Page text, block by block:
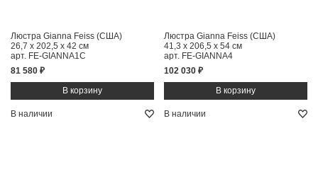
Люстра Gianna Feiss (США)
26,7 x 202,5 x 42 см
арт. FE-GIANNA1C
81 580 ₽
Люстра Gianna Feiss (США)
41,3 x 206,5 x 54 см
арт. FE-GIANNA4
102 030 ₽
В наличии В наличии